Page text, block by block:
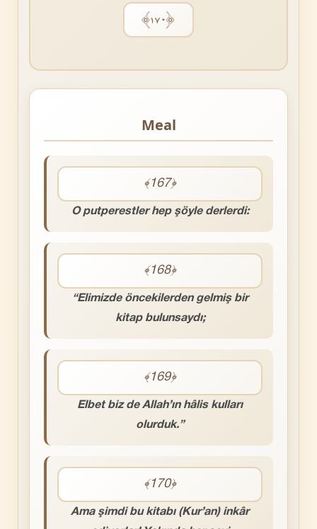
﴿١٧٠﴾
Meal
﴾167﴿
O putperestler hep şöyle derlerdi:
﴾168﴿
“Elimizde öncekilerden gelmiş bir
kitap bulunsaydı;
﴾169﴿
Elbet biz de Allah’ın hâlis kulları
olurduk.”
﴾170﴿
Ama şimdi bu kitabı (Kur’an) inkâr